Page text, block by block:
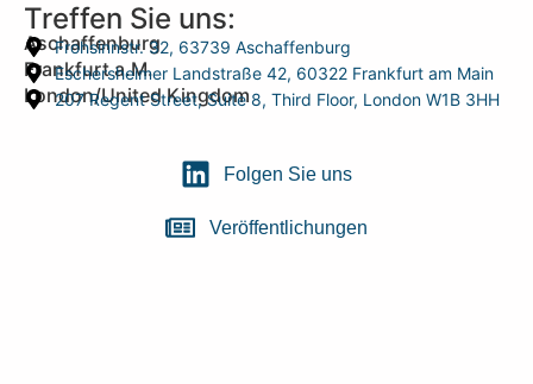
Treffen Sie uns:
Aschaffenburg
Frohsinnstr. 32, 63739 Aschaffenburg
Frankfurt a.M.
Eschersheimer Landstraße 42, 60322 Frankfurt am Main
London/United Kingdom
207 Regent Street, Suite 8, Third Floor, London W1B 3HH
Folgen Sie uns
Veröffentlichungen